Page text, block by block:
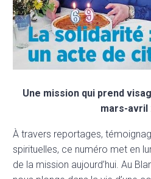
Une mission qui prend
mars-avril
À travers reportages,
spirituelles, ce numéro met en
de la mission aujourd’hui. Au